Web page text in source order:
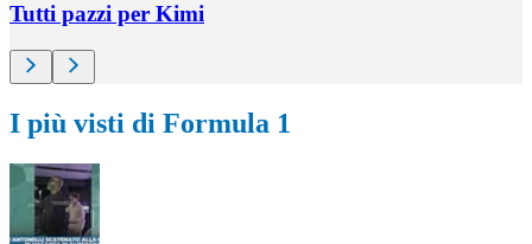
Tutti pazzi per Kimi
I più visti di Formula 1